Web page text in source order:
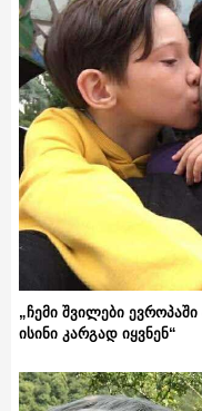
„ჩემი შვილები
ისინი კარგად იყვნენ“